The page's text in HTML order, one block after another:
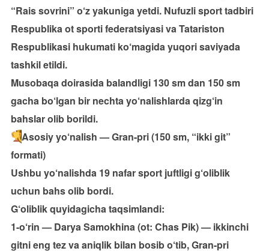
“Rais sovrini” o‘z yakuniga yetdi. Nufuzli sport tadbiri
Respublika ot sporti federatsiyasi va Tatariston
Respublikasi hukumati ko‘magida yuqori saviyada
tashkil etildi.
Musobaqa doirasida balandligi 130 sm dan 150 sm
gacha bo‘lgan bir nechta yo‘nalishlarda qizg‘in
bahslar olib borildi.
Asosiy yo‘nalish — Gran-pri (150 sm, “ikki git”
formati)
Ushbu yo‘nalishda 19 nafar sport juftligi g‘oliblik
uchun bahs olib bordi.
G‘oliblik quyidagicha taqsimlandi:
1-o‘rin — Darya Samokhina (ot: Chas Pik) — ikkinchi
gitni eng tez va aniqlik bilan bosib o‘tib, Gran-pri